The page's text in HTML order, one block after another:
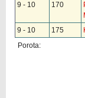
9 - 10 170
9 - 10 175
Porota: